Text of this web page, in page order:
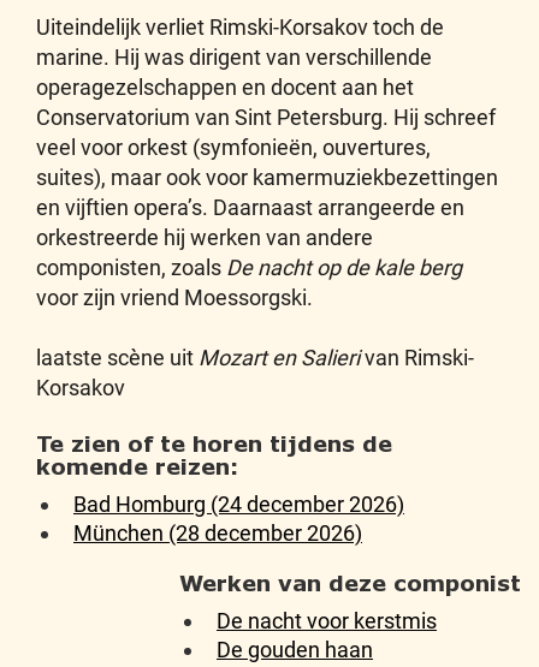
Uiteindelijk verliet Rimski-Korsakov toch de
marine. Hij was dirigent van verschillende
operagezelschappen en docent aan het
Conservatorium van Sint Petersburg. Hij schreef
veel voor orkest (symfonieën, ouvertures,
suites), maar ook voor kamermuziekbezettingen
en vijftien opera’s. Daarnaast arrangeerde en
orkestreerde hij werken van andere
componisten, zoals De nacht op de kale berg
voor zijn vriend Moessorgski.
laatste scène uit Mozart en Salierivan Rimski-
Korsakov
Te zien of te horen tijdens de
komende reizen:
Bad Homburg (24 december 2026)
München (28 december 2026)
Werken van deze componist
De nacht voor kerstmis
De gouden haan